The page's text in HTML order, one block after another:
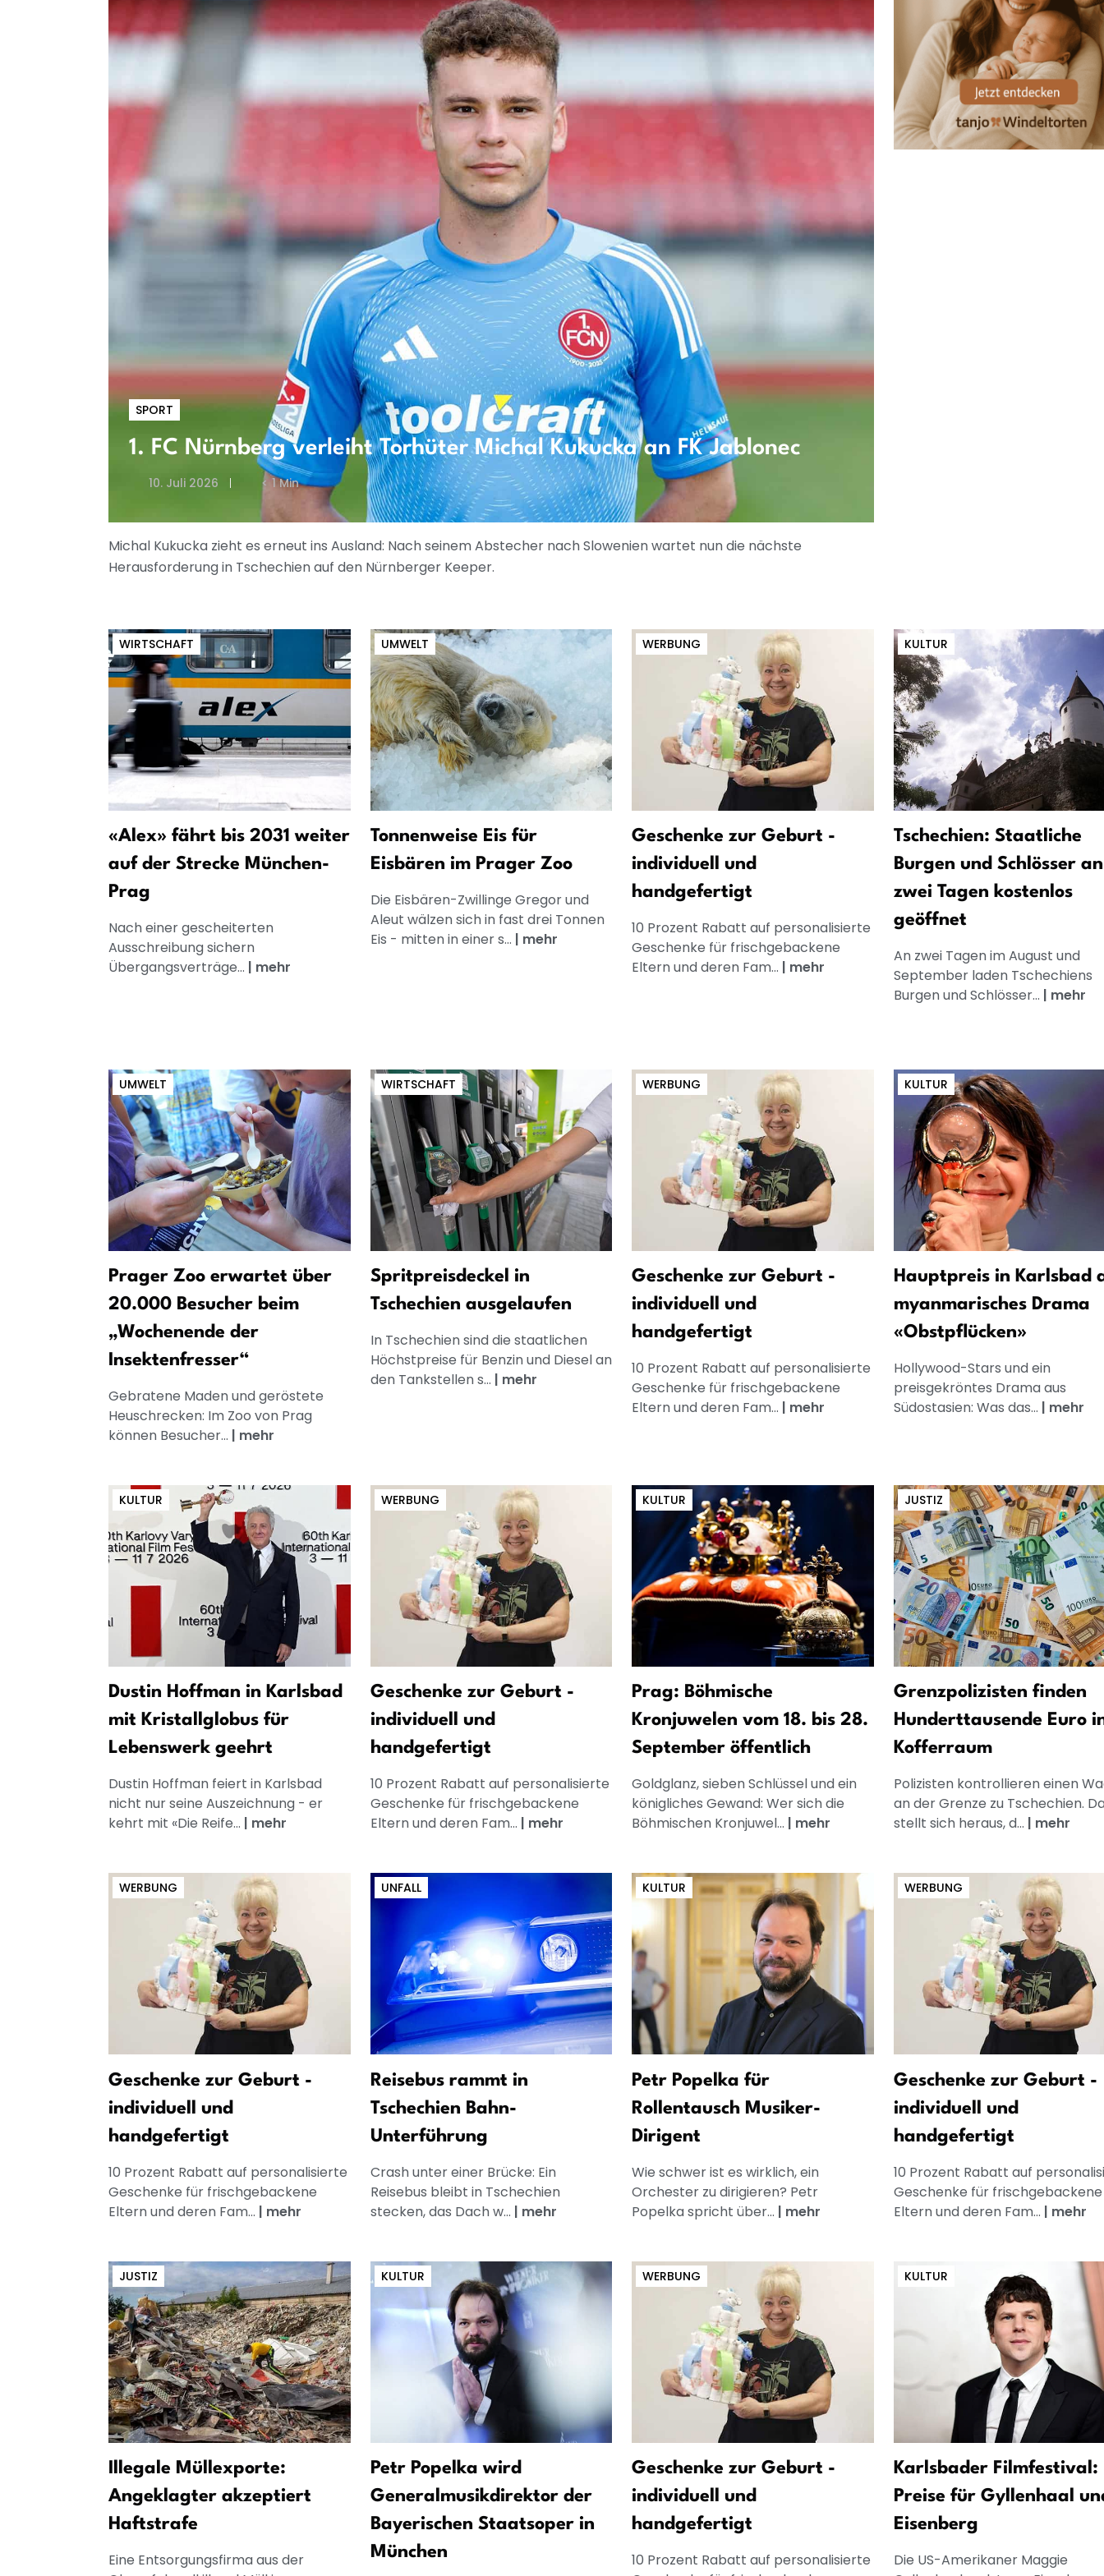
SPORT
1. FC Nürnberg verleiht Torhüter Michal Kukucka an FK Jablonec
10. Juli 2026 < 1 Min
Michal Kukucka zieht es erneut ins Ausland: Nach seinem Abstecher nach Slowenien wartet nun die nächste
Herausforderung in Tschechien auf den Nürnberger Keeper.
WIRTSCHAFT
«Alex» fährt bis 2031 weiter
auf der Strecke München-
Prag
Nach einer gescheiterten
Ausschreibung sichern
Übergangsverträge... | mehr
UMWELT
Tonnenweise Eis für
Eisbären im Prager Zoo
Die Eisbären-Zwillinge Gregor und
Aleut wälzen sich in fast drei Tonnen
Eis - mitten in einer s... | mehr
WERBUNG
Geschenke zur Geburt -
individuell und
handgefertigt
10 Prozent Rabatt auf personalisierte
Geschenke für frischgebackene
Eltern und deren Fam... | mehr
KULTUR
Tschechien: Staatliche
Burgen und Schlösser an
zwei Tagen kostenlos
geöffnet
An zwei Tagen im August und
September laden Tschechiens
Burgen und Schlösser... | mehr
UMWELT
Prager Zoo erwartet über
20.000 Besucher beim
„Wochenende der
Insektenfresser“
Gebratene Maden und geröstete
Heuschrecken: Im Zoo von Prag
können Besucher... | mehr
WIRTSCHAFT
Spritpreisdeckel in
Tschechien ausgelaufen
In Tschechien sind die staatlichen
Höchstpreise für Benzin und Diesel an
den Tankstellen s... | mehr
WERBUNG
Geschenke zur Geburt -
individuell und
handgefertigt
10 Prozent Rabatt auf personalisierte
Geschenke für frischgebackene
Eltern und deren Fam... | mehr
KULTUR
Hauptpreis in Karlsbad
myanmarisches Drama
«Obstpflücken»
Hollywood-Stars und ein
preisgekröntes Drama aus
Südostasien: Was das... | mehr
KULTUR
Dustin Hoffman in Karlsbad
mit Kristallglobus für
Lebenswerk geehrt
Dustin Hoffman feiert in Karlsbad
nicht nur seine Auszeichnung - er
kehrt mit «Die Reife... | mehr
WERBUNG
Geschenke zur Geburt -
individuell und
handgefertigt
10 Prozent Rabatt auf personalisierte
Geschenke für frischgebackene
Eltern und deren Fam... | mehr
KULTUR
Prag: Böhmische
Kronjuwelen vom 18. bis 28.
September öffentlich
Goldglanz, sieben Schlüssel und ein
königliches Gewand: Wer sich die
Böhmischen Kronjuwel... | mehr
JUSTIZ
Grenzpolizisten finden
Hunderttausende Euro
Kofferraum
Polizisten kontrollieren einen
an der Grenze zu Tschechien.
stellt sich heraus, d... | mehr
WERBUNG
Geschenke zur Geburt -
individuell und
handgefertigt
10 Prozent Rabatt auf personalisierte
Geschenke für frischgebackene
Eltern und deren Fam... | mehr
UNFALL
Reisebus rammt in
Tschechien Bahn-
Unterführung
Crash unter einer Brücke: Ein
Reisebus bleibt in Tschechien
stecken, das Dach w... | mehr
KULTUR
Petr Popelka für
Rollentausch Musiker-
Dirigent
Wie schwer ist es wirklich, ein
Orchester zu dirigieren? Petr
Popelka spricht über... | mehr
WERBUNG
Geschenke zur Geburt -
individuell und
handgefertigt
10 Prozent Rabatt auf
Geschenke für frischgebackene
Eltern und deren Fam... | mehr
JUSTIZ
Illegale Müllexporte:
Angeklagter akzeptiert
Haftstrafe
Eine Entsorgungsfirma aus der
KULTUR
Petr Popelka wird
Generalmusikdirektor der
Bayerischen Staatsoper in
München
WERBUNG
Geschenke zur Geburt -
individuell und
handgefertigt
10 Prozent Rabatt auf personalisierte
KULTUR
Karlsbader Filmfestival:
Preise für Gyllenhaal
Eisenberg
Die US-Amerikaner Maggie